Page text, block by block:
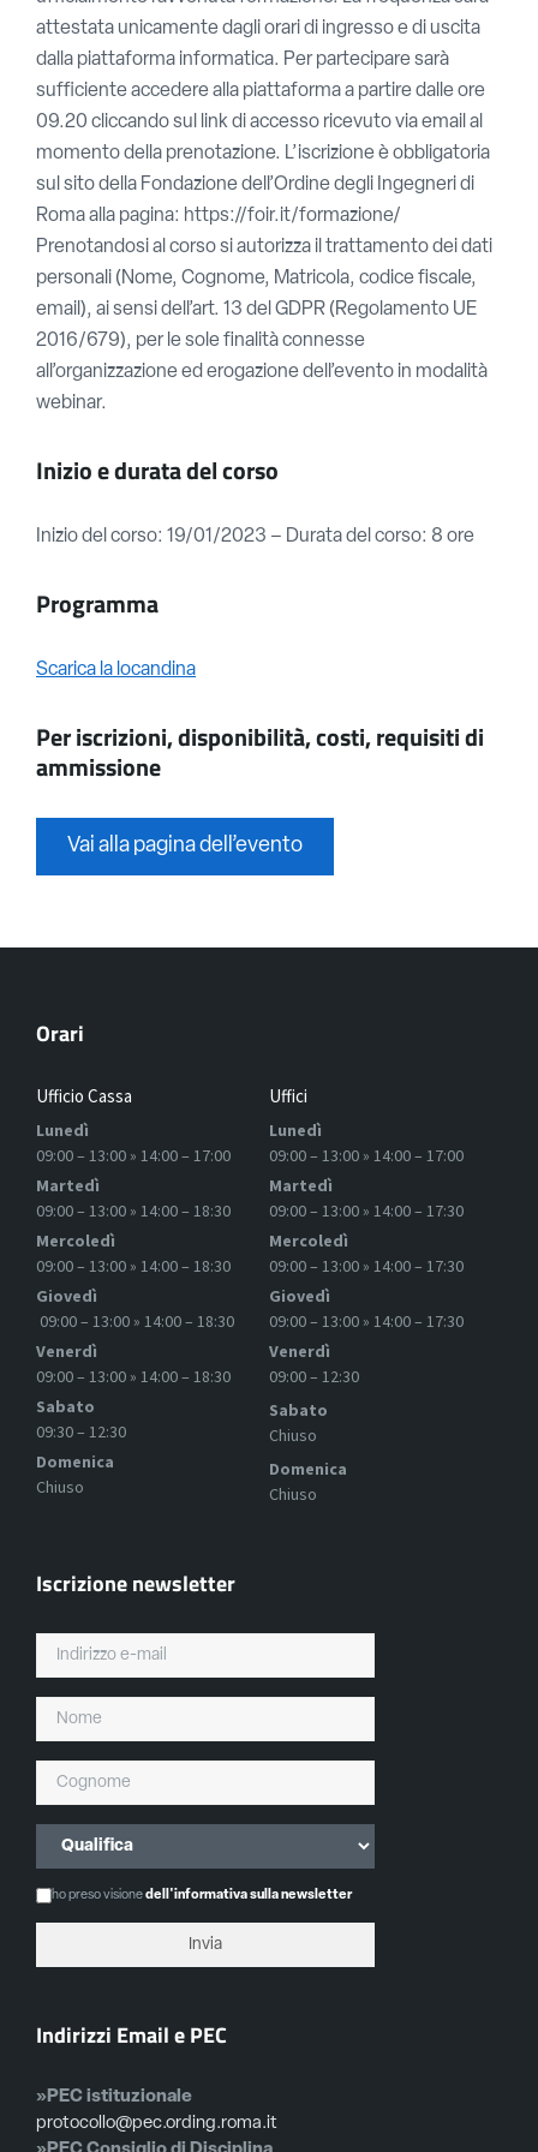
attestata unicamente dagli orari di ingresso e di uscita
dalla piattaforma informatica. Per partecipare sarà
sufficiente accedere alla piattaforma a partire dalle ore
09.20 cliccando sul link di accesso ricevuto via email al
momento della prenotazione. L’iscrizione è obbligatoria
sul sito della Fondazione dell’Ordine degli Ingegneri di
Roma alla pagina: https://foir.it/formazione/
Prenotandosi al corso si autorizza il trattamento dei dati
personali (Nome, Cognome, Matricola, codice fiscale,
email), ai sensi dell’art. 13 del GDPR (Regolamento UE
2016/679), per le sole finalità connesse
all’organizzazione ed erogazione dell’evento in modalità
webinar.
Inizio e durata del corso
Inizio del corso: 19/01/2023 – Durata del corso: 8 ore
Programma
Scarica la locandina
Per iscrizioni, disponibilità, costi, requisiti di
ammissione
Vai alla pagina dell’evento
Orari
Ufficio Cassa
Lunedì
09:00 – 13:00 » 14:00 – 17:00
Martedì
09:00 – 13:00 » 14:00 – 18:30
Mercoledì
09:00 – 13:00 » 14:00 – 18:30
Giovedì
09:00 – 13:00 » 14:00 – 18:30
Venerdì
09:00 – 13:00 » 14:00 – 18:30
Sabato
09:30 – 12:30
Domenica
Chiuso
Uffici
Lunedì
09:00 – 13:00 » 14:00 – 17:00
Martedì
09:00 – 13:00 » 14:00 – 17:30
Mercoledì
09:00 – 13:00 » 14:00 – 17:30
Giovedì
09:00 – 13:00 » 14:00 – 17:30
Venerdì
09:00 – 12:30
Sabato
Chiuso
Domenica
Chiuso
Iscrizione newsletter
ho preso visionedell'informativa sulla newsletter
Indirizzi Email e PEC
»PEC istituzionale
protocollo@pec.ording.roma.it